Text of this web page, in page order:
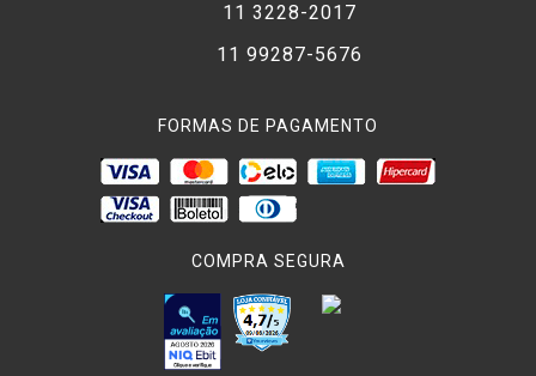
11 3228-2017
11 99287-5676
FORMAS DE PAGAMENTO
COMPRA SEGURA